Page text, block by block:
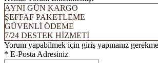
AYNI GÜN KARGO
ŞEFFAF PAKETLEME
GÜVENLİ ÖDEME
7/24 DESTEK HİZMETİ
Yorum yapabilmek için giriş yapmanız
* E-Posta Adresiniz